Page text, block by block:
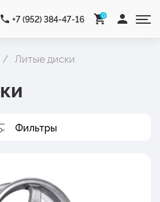
+7 (952) 384-47-16 0
Литые диски
Фильтры